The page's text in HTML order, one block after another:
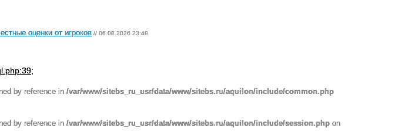
оценки от игроков // 06.08.2026 23:49
by reference in /var/www/sitebs_ru_usr/data/www/sitebs.ru/aquilon/include/common.php
by reference in /var/www/sitebs_ru_usr/data/www/sitebs.ru/aquilon/include/session.php on